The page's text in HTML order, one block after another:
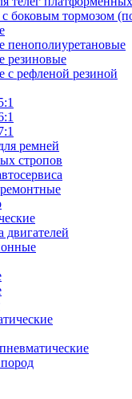
боковым тормозом
пенополиуретановые
резиновые
с рефленой резиной
ремней
стропов
двигателей